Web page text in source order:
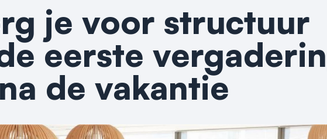
je voor structuur
eerste
na de vakantie